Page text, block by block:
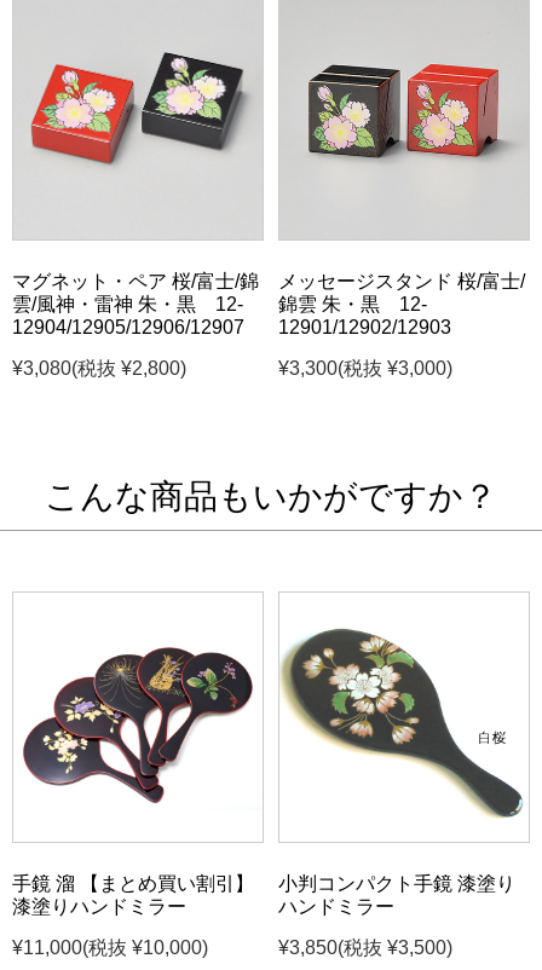
マグネット・ペア 桜/富士/錦
雲/風神・雷神 朱・黒 12-
12904/12905/12906/12907
¥3,080(税抜 ¥2,800)
メッセージスタンド 桜/富士/
錦雲 朱・黒 12-
12901/12902/12903
¥3,300(税抜 ¥3,000)
こんな商品もいかがですか？
手鏡 溜 【まとめ買い割引】
漆塗りハンドミラー
¥11,000(税抜 ¥10,000)
小判コンパクト手鏡 漆塗り
ハンドミラー
¥3,850(税抜 ¥3,500)